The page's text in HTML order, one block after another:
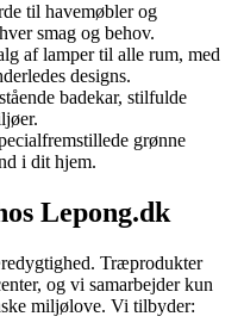
til havemøbler og
smag og behov.
af lamper til alle rum, med
designs.
badekar, stilfulde
grønne
i dit hjem.
Lepong.dk
Træprodukter
og vi samarbejder kun
miljølove. Vi tilbyder: